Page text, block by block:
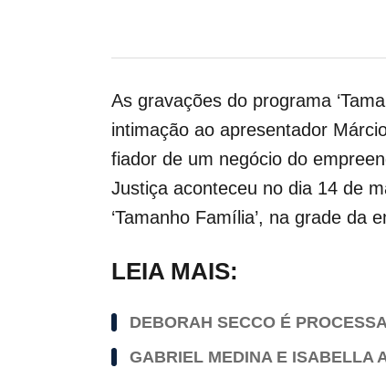
As gravações do programa
intimação ao apresentador
fiador de um negócio do
Justiça aconteceu no dia 14 de
‘Tamanho Família’, na grade da
LEIA MAIS:
DEBORAH SECCO É
GABRIEL MEDINA E ISABELLA